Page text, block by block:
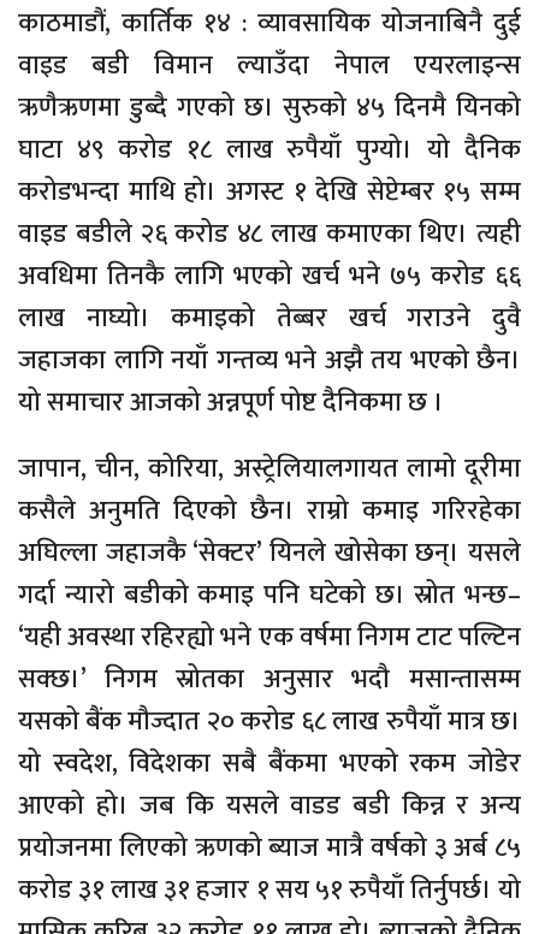
काठमाडौं, कार्तिक १४ : व्यावसायिक योजनाबिनै दुई
वाइड बडी विमान ल्याउँदा नेपाल एयरलाइन्स
ऋणैऋणमा डुब्दै गएको छ। सुरुको ४५ दिनमै यिनको
घाटा ४९ करोड १८ लाख रुपैयाँ पुग्यो। यो दैनिक
करोडभन्दा माथि हो। अगस्ट १ देखि सेप्टेम्बर १५ सम्म
वाइड बडीले २६ करोड ४८ लाख कमाएका थिए। त्यही
अवधिमा तिनकै लागि भएको खर्च भने ७५ करोड ६६
लाख नाघ्यो। कमाइको तेब्बर खर्च गराउने दुवै
जहाजका लागि नयाँ गन्तव्य भने अझै तय भएको छैन।
यो समाचार आजको अन्नपूर्ण पोष्ट दैनिकमा छ ।
जापान, चीन, कोरिया, अस्ट्रेलियालगायत लामो दूरीमा
कसैले अनुमति दिएको छैन। राम्रो कमाइ गरिरहेका
अघिल्ला जहाजकै ‘सेक्टर’ यिनले खोसेका छन्। यसले
गर्दा न्यारो बडीको कमाइ पनि घटेको छ। स्रोत भन्छ–
‘यही अवस्था रहिरह्यो भने एक वर्षमा निगम टाट पल्टिन
सक्छ।’ निगम स्रोतका अनुसार भदौ मसान्तासम्म
यसको बैंक मौज्दात २० करोड ६८ लाख रुपैयाँ मात्र छ।
यो स्वदेश, विदेशका सबै बैंकमा भएको रकम जोडेर
आएको हो। जब कि यसले वाडड बडी किन्न र अन्य
प्रयोजनमा लिएको ऋणको ब्याज मात्रै वर्षको ३ अर्ब ८५
करोड ३१ लाख ३१ हजार १ सय ५१ रुपैयाँ तिर्नुपर्छ। यो